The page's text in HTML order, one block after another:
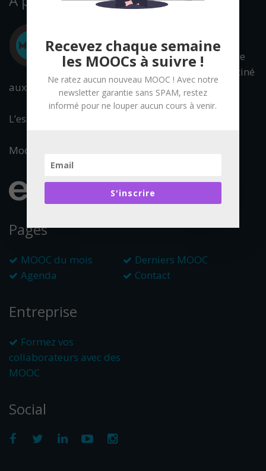
Mooc Francophone
est un portail destiné
aux cours en ligne ouverts à tous.
L’essentiel de l’offre francophone est référencée.
Mooc Francophone fait partie du réseau :
Pages
MOOC du mois
Derniers MOOC
Agenda
Contact
Entreprise
Formez vos
collaborateurs avec des
MOOC
Social
Recevez chaque semaine
les MOOCs à suivre !
Ne ratez aucun nouveau MOOC ! Avec notre
newsletter garantie sans SPAM, restez
informé pour ne louper aucun cours à venir.
S'inscrire